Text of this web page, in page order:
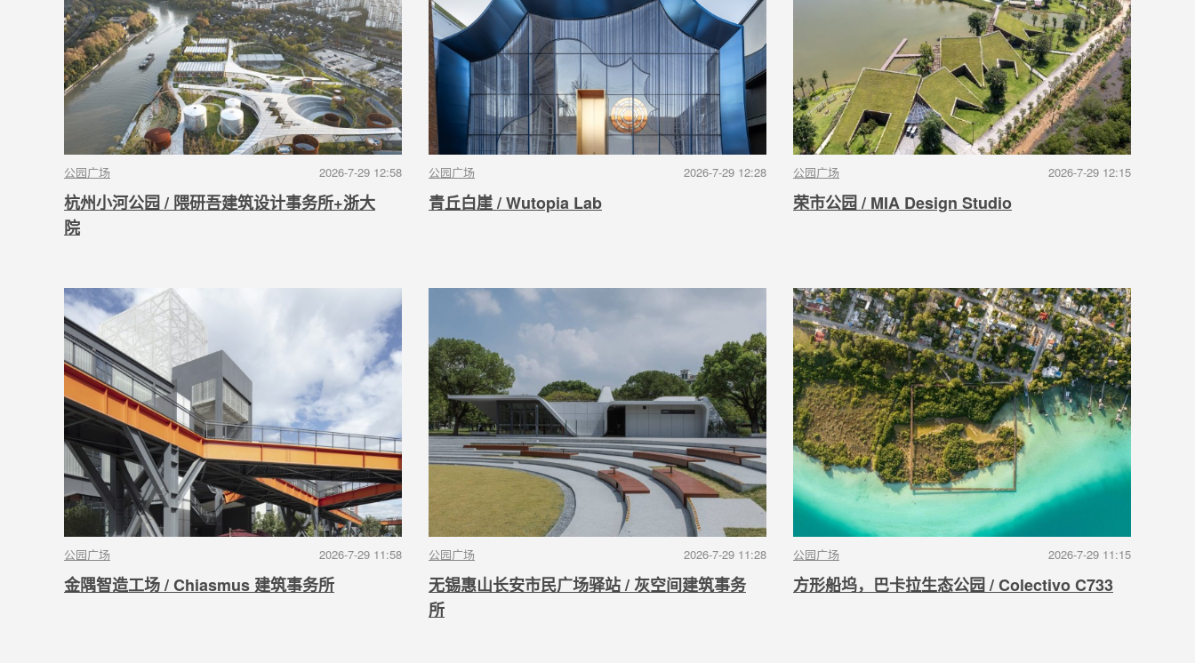
公园广场 2026-7-29 12:58
杭州小河公园 / 隈研吾建筑设计事务所+浙大
院
公园广场 2026-7-29 12:28
青丘白崖 / Wutopia Lab
公园广场 2026-7-29 12:15
荣市公园 / MIA Design Studio
公园广场 2026-7-29 11:58
金隅智造工场 / Chiasmus 建筑事务所
公园广场 2026-7-29 11:28
无锡惠山长安市民广场驿站 / 灰空间建筑事务
所
公园广场 2026-7-29 11:15
方形船坞，巴卡拉生态公园 / Colectivo C733